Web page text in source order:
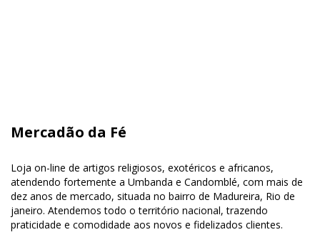
Mercadão da Fé
Loja on-line de artigos religiosos, exotéricos e africanos,
atendendo fortemente a Umbanda e Candomblé, com mais de
dez anos de mercado, situada no bairro de Madureira, Rio de
janeiro. Atendemos todo o território nacional, trazendo
praticidade e comodidade aos novos e fidelizados clientes.